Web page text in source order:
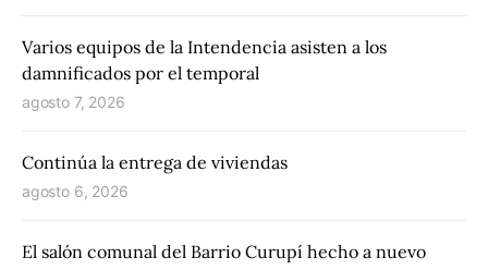
Varios equipos de la Intendencia asisten a los
damnificados por el temporal
agosto 7, 2026
Continúa la entrega de viviendas
agosto 6, 2026
El salón comunal del Barrio Curupí hecho a nuevo